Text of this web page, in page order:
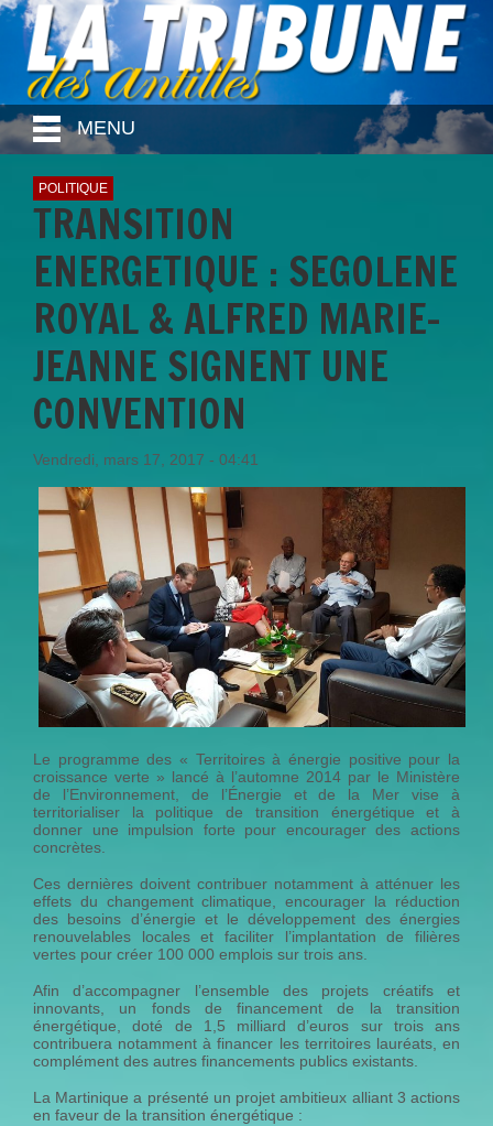
MENU
POLITIQUE
TRANSITION
ENERGETIQUE : SEGOLENE
ROYAL & ALFRED MARIE-
JEANNE SIGNENT UNE
CONVENTION
Vendredi, mars 17, 2017 - 04:41
Le programme des « Territoires à énergie positive pour la
croissance verte » lancé à l’automne 2014 par le Ministère
de l’Environnement, de l’Énergie et de la Mer vise à
territorialiser la politique de transition énergétique et à
donner une impulsion forte pour encourager des actions
concrètes.
Ces dernières doivent contribuer notamment à atténuer les
effets du changement climatique, encourager la réduction
des besoins d’énergie et le développement des énergies
renouvelables locales et faciliter l’implantation de filières
vertes pour créer 100 000 emplois sur trois ans.
Afin d’accompagner l’ensemble des projets créatifs et
innovants, un fonds de financement de la transition
énergétique, doté de 1,5 milliard d’euros sur trois ans
contribuera notamment à financer les territoires lauréats, en
complément des autres financements publics existants.
La Martinique a présenté un projet ambitieux alliant 3 actions
en faveur de la transition énergétique :